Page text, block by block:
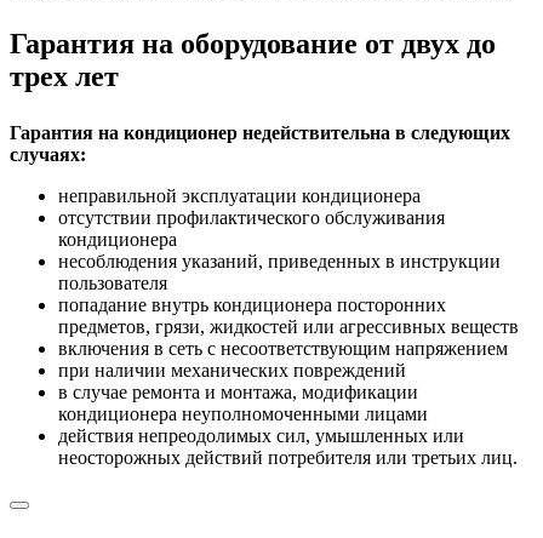
Гарантия на оборудование от двух до
трех лет
Гарантия на кондиционер недействительна в следующих
случаях:
неправильной эксплуатации кондиционера
отсутствии профилактического обслуживания
кондиционера
несоблюдения указаний, приведенных в инструкции
пользователя
попадание внутрь кондиционера посторонних
предметов, грязи, жидкостей или агрессивных веществ
включения в сеть с несоответствующим напряжением
при наличии механических повреждений
в случае ремонта и монтажа, модификации
кондиционера неуполномоченными лицами
действия непреодолимых сил, умышленных или
неосторожных действий потребителя или третьих лиц.